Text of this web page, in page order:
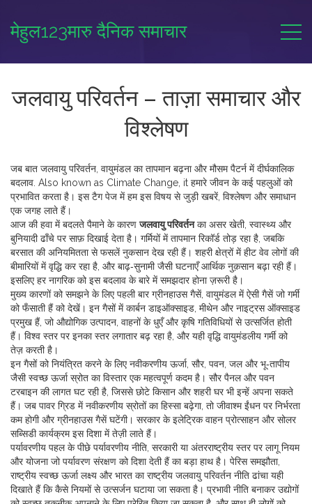
मेहुल123मारु दैनिक समाचार
जलवायु परिवर्तन – ताज़ा समाचार और
विश्लेषण
जब बात जलवायु परिवर्तन वायुमंडल का तापमान बढ़ना और मौसम पैटर्न में दीर्घकालिक
बदलाव . Also known as Climate Change , it हमारे जीवन के कई पहलुओं को
प्रभावित करता है । इस टैग पेज में हम इस विषय से जुड़ी खबरें, विश्लेषण और समाधान
एक जगह लाते हैं।
आज की हवा में बदलते पैमाने के कारणजलवायु परिवर्तनका असर खेती, स्वास्थ्य और
बुनियादी ढाँचे पर साफ़ दिखाई देता है। गर्मियों में तापमान रिकॉर्ड तोड़ रहा है, जबकि
बरसात की अनियमितता से फसलें नुकसान देख रही हैं। शहरी क्षेत्रों में हीट वेव लोगों की
बीमारियों में वृद्धि कर रहा है, और बाढ़‑सुनामी जैसी घटनाएँ आर्थिक नुक़सान बढ़ा रही हैं।
इसलिए हर नागरिक को इस बदलाव के बारे में समझदार होना ज़रूरी है।
मुख्य कारणों को समझने के लिए पहली बारग्रीनहाउस गैसें, वायुमंडल में ऐसी गैसें जो गर्मी
को फँसाती हैंको देखें। इन गैसों में कार्बन डाइऑक्साइड, मीथेन और नाइट्रस ऑक्साइड
प्रमुख हैं, जो औद्योगिक उत्पादन, वाहनों के धुएँ और कृषि गतिविधियों से उत्सर्जित होती
हैं। विश्व स्तर पर इनका स्तर लगातार बढ़ रहा है, और यही वृद्धि वायुमंडलीय गर्मी को
तेज़ करती है।
इन गैसों को नियंत्रित करने के लिएनवीकरणीय ऊर्जा, सौर, पवन, जल और भू‑तापीय
जैसी स्वच्छ ऊर्जा स्रोत का विस्तार एक महत्वपूर्ण कदम है। सौर पैनल और पवन
टरबाइन की लागत घट रही है, जिससे छोटे किसान और शहरी घर भी इन्हें अपना सकते
हैं। जब पावर ग्रिड में नवीकरणीय स्रोतों का हिस्सा बढ़ेगा, तो जीवाश्म ईंधन पर निर्भरता
कम होगी और ग्रीनहाउस गैसें घटेंगी। सरकार के इलेट्रिक वाहन प्रोत्साहन और सोलर
सब्सिडी कार्यक्रम इस दिशा में तेज़ी लाते हैं।
पर्यावरणीय पहल के पीछे पर्यावरणीय नीति सरकारी या अंतरराष्ट्रीय स्तर पर लागू नियम
और योजना जो पर्यावरण संरक्षण को दिशा देती हैंका बड़ा हाथ है। पेरिस समझौता,
राष्ट्रीय स्वच्छ ऊर्जा लक्ष्य और भारत का राष्ट्रीय जलवायु परिवर्तन नीति ढांचा यही
दिखाते हैं कि कैसे नियमों से उत्सर्जन घटाया जा सकता है। प्रभावी नीति बनाकर उद्योगों